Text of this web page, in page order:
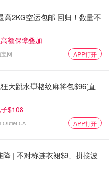
品，喜滋滋~
菌生产基地和两万平米的
自己把关，让人用的十分
长丝，是来自他们自家养
被的
可以拉开拉链开内部的构
无比的桑蚕丝呢~
高2KG空运包邮 回归！数量不
额保障叠加
宝网 APP打开
大跳水💥格纹麻将包$96(直
$108
Outlet CA APP打开
降 | 不对称连衣裙$9、拼接波